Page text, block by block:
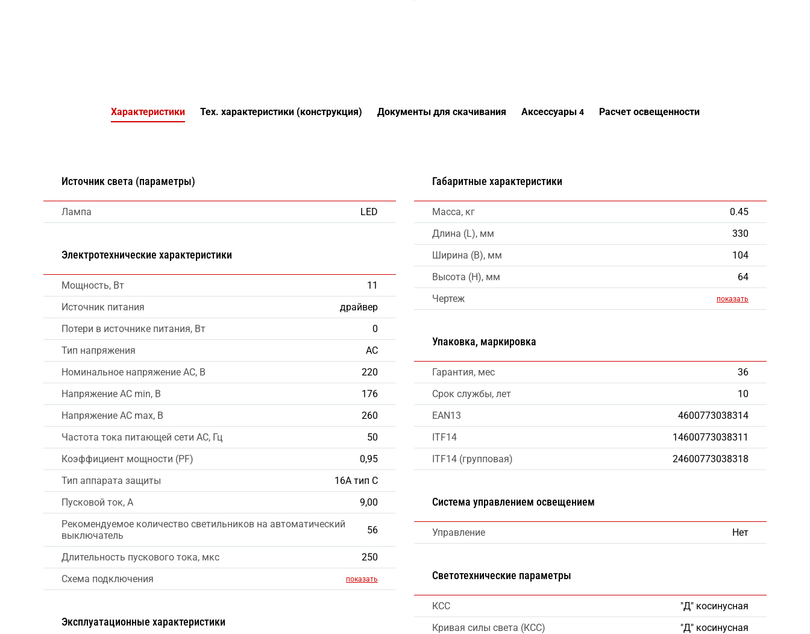
Характеристики Тех. характеристики (конструкция) Документы для скачивания Аксессуары 4 Расчет освещенности
Источник света (параметры)
Лампа LED
Электротехнические характеристики
Мощность, Вт
11
Источник питания
драйвер
Потери в источнике питания, Вт
0
Тип напряжения
AC
Номинальное напряжение AC, В
220
Напряжение AC min, В
176
Напряжение AC max, В
260
Частота тока питающей сети AC, Гц
50
Коэффициент мощности (PF)
0,95
Тип аппарата защиты
16А тип С
Пусковой ток, А
9,00
Рекомендуемое количество светильников на автоматический
выключатель
56
Длительность пускового тока, мкс
250
Схема подключения
показать
Эксплуатационные характеристики
Габаритные характеристики
Масса, кг
0.45
Длина (L), мм
330
Ширина (B), мм
104
Высота (H), мм
64
Чертеж
показать
Упаковка, маркировка
Гарантия, мес
36
Срок службы, лет
10
EAN13
4600773038314
ITF14
14600773038311
ITF14 (групповая)
24600773038318
Система управлением освещением
Управление Нет
Светотехнические параметры
КСС
"Д" косинусная
Кривая силы света (КСС)
"Д" косинусная